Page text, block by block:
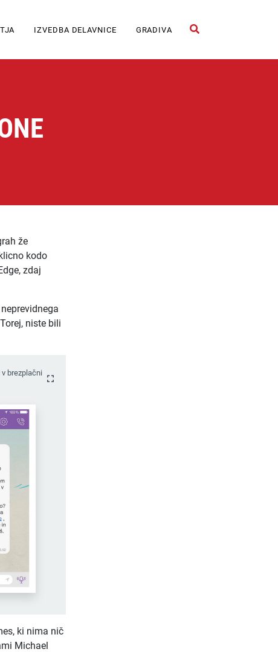
IZVEDBA DELAVNICE GRADIVA
že
kodo
zdaj
niste bili
brezplačni
ki nima nič
Michael